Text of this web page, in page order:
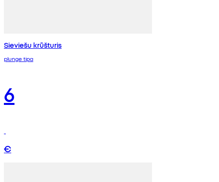
Sieviešu krūšturis
plunge tipa
6
€